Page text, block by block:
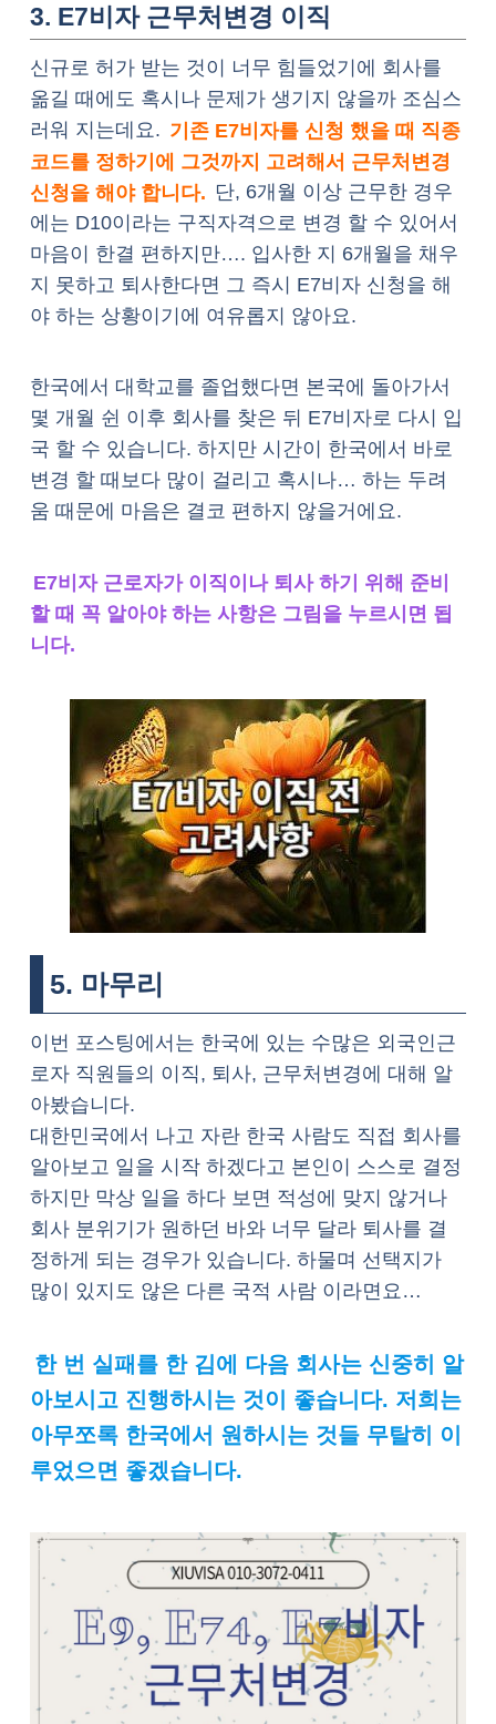
3. E7비자 근무처변경 이직
신규로 허가 받는 것이 너무 힘들었기에 회사를
옮길 때에도 혹시나 문제가 생기지 않을까 조심스
러워 지는데요. 기존 E7비자를 신청 했을 때 직종
코드를 정하기에 그것까지 고려해서 근무처변경
신청을 해야 합니다. 단, 6개월 이상 근무한 경우
에는 D10이라는 구직자격으로 변경 할 수 있어서
마음이 한결 편하지만…. 입사한 지 6개월을 채우
지 못하고 퇴사한다면 그 즉시 E7비자 신청을 해
야 하는 상황이기에 여유롭지 않아요.
한국에서 대학교를 졸업했다면 본국에 돌아가서
몇 개월 쉰 이후 회사를 찾은 뒤 E7비자로 다시 입
국 할 수 있습니다. 하지만 시간이 한국에서 바로
변경 할 때보다 많이 걸리고 혹시나… 하는 두려
움 때문에 마음은 결코 편하지 않을거에요.
E7비자 근로자가 이직이나 퇴사 하기 위해 준비
할 때 꼭 알아야 하는 사항은 그림을 누르시면 됩
니다.
5. 마무리
이번 포스팅에서는 한국에 있는 수많은 외국인근
로자 직원들의 이직, 퇴사, 근무처변경에 대해 알
아봤습니다.
대한민국에서 나고 자란 한국 사람도 직접 회사를
알아보고 일을 시작 하겠다고 본인이 스스로 결정
하지만 막상 일을 하다 보면 적성에 맞지 않거나
회사 분위기가 원하던 바와 너무 달라 퇴사를 결
정하게 되는 경우가 있습니다. 하물며 선택지가
많이 있지도 않은 다른 국적 사람 이라면요…
한 번 실패를 한 김에 다음 회사는 신중히 알
아보시고 진행하시는 것이 좋습니다. 저희는
아무쪼록 한국에서 원하시는 것들 무탈히 이
루었으면 좋겠습니다.